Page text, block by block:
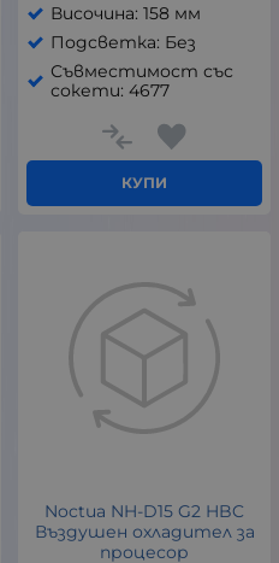
Височина: 158 мм
Подсветка: Без
Съвместимост със
сокети: 4677
КУПИ
Noctua NH-D15 G2 HBC
Въздушен охладител за
процесор